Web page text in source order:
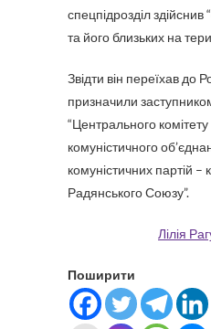
спецпідрозділ
та його близьких на
Звідти він переїхав до
призначили
“Центрального
комуністичного
комуністичних партій –
Радянського Союзу”.
Лілія
Поширити